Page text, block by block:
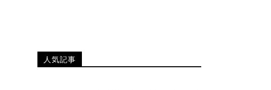
人気記事